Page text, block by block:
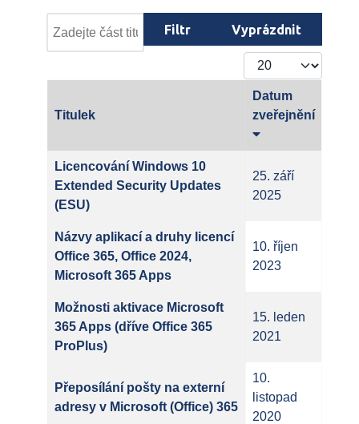
Zadejte část titulku štítku
Filtr Vyprázdnit
Počet zobrazení
Titulek
Datum
zveřejnění
Licencování Windows 10
Extended Security Updates
(ESU)
25. září
2025
Názvy aplikací a druhy licencí
Office 365, Office 2024,
Microsoft 365 Apps
10. říjen
2023
Možnosti aktivace Microsoft
365 Apps (dříve Office 365
ProPlus)
15. leden
2021
Přeposílání pošty na externí
adresy v Microsoft (Office) 365
10.
listopad
2020